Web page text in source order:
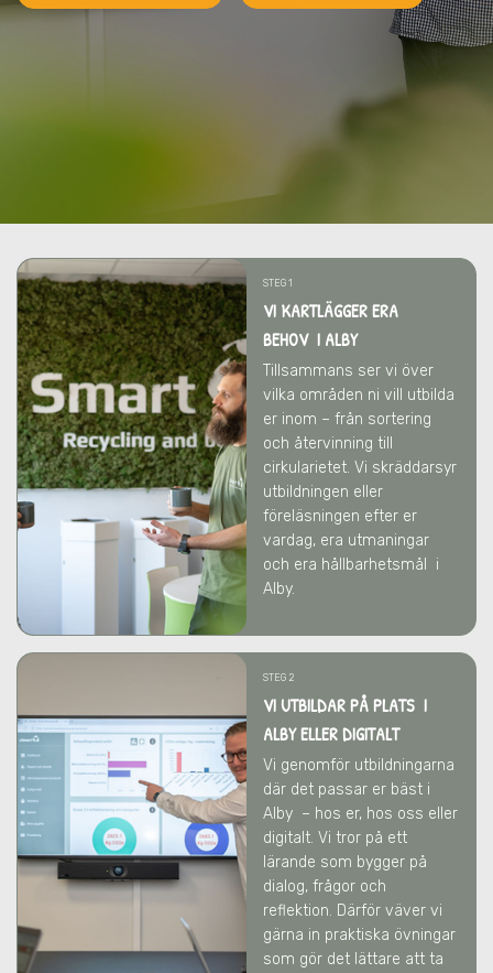
STEG 1
VI KARTLÄGGER ERA
BEHOV I ALBY
Tillsammans ser vi över
vilka områden ni vill utbilda
er inom – från sortering
och återvinning till
cirkularietet. Vi skräddarsyr
utbildningen eller
föreläsningen efter er
vardag, era utmaningar
och era hållbarhetsmål
i
Alby.
STEG 2
VI UTBILDAR PÅ PLATS I
ALBY ELLER DIGITALT
Vi genomför utbildningarna
där det passar er bäst i
Alby – hos er, hos oss eller
digitalt. Vi tror på ett
lärande som bygger på
dialog, frågor och
reflektion. Därför väver vi
gärna in praktiska övningar
som gör det lättare att ta